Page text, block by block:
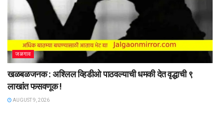
जळगाव
खळबळजनक : अश्लिल व्हिडीओ पाठवल्याची धमकी देत वृद्धाची ९
लाखांत फसवणूक !
AUGUST 9, 2026